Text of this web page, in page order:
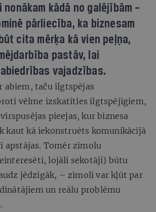
kādā no galējībām –
pārliecība, ka biznesam
cita mērķa kā vien peļņa,
pastāv, lai
vajadzības.
abiem, taču ilgtspējas
vēlme izskatīties ilgtspējīgiem,
pieejas, kur biznesa
kaut kā iekonstruēts komunikācijā
apstājas. Tomēr zīmolu
lojāli sekotāji) būtu
jēdzīgāk, – zīmoli var kļūt par
un reālu problēmu